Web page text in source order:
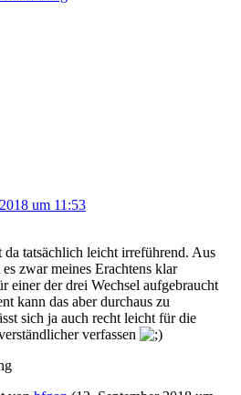
um 11:53
tatsächlich leicht irreführend. Aus
zwar meines Erachtens klar
einer der drei Wechsel aufgebraucht
kann das aber durchaus zu
sich ja auch recht leicht für die
verfassen